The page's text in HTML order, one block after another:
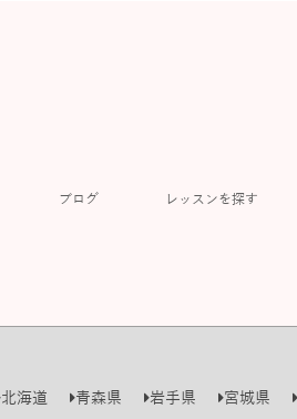
ブログ レッスンを探す
北海道 青森県 岩手県 宮城県